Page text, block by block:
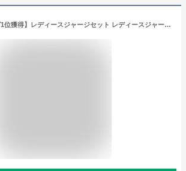
【ランキング1位獲得】レディースジャージセット レディースジャージ上下セット レディーススポーツウェアセット レディーストレーニングウェアセット スポーツウェア レディース セット 上下セット ランニングウェア ウォーキング トレーニングウェア